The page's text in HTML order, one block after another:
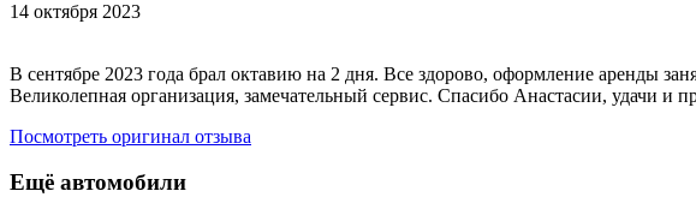
14 октября 2023
В сентябре 2023 года брал октавию на 2 дня. Все здорово, оформление аренды
Великолепная организация, замечательный сервис. Спасибо Анастасии, удачи и
Посмотреть оригинал отзыва
Ещё автомобили